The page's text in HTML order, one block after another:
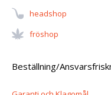
Headshop
Fröshop
Beställning/